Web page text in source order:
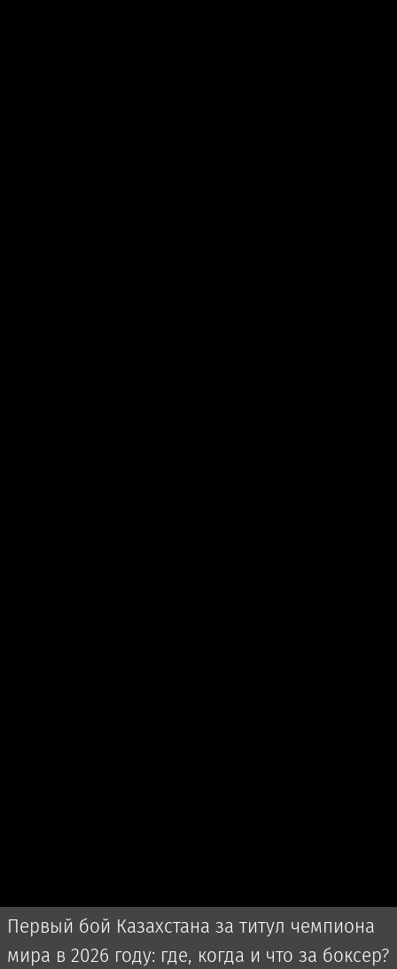
Первый бой Казахстана за титул чемпиона
мира в 2026 году: где, когда и что за боксер?